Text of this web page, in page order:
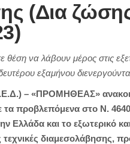
(Δια
να λάβουν μέρος στις
εξαμήνου
– «ΠΡΟΜΗΘΕΑΣ»
προβλεπόμενα στο Ν.
και το εξωτερικό
διαμεσολάβησης,